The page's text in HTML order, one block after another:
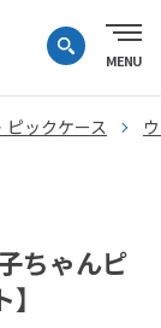
ピックケース
ちゃんピ